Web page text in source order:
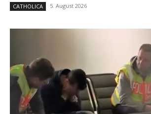
CATHOLICA 5. August 2026